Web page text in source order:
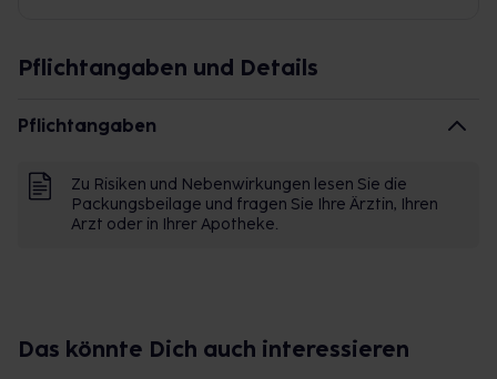
Pflichtangaben und Details
Pflichtangaben
Zu Risiken und Nebenwirkungen lesen Sie die
Packungsbeilage und fragen Sie Ihre Ärztin, Ihren
Arzt oder in Ihrer Apotheke.
Das könnte Dich auch interessieren